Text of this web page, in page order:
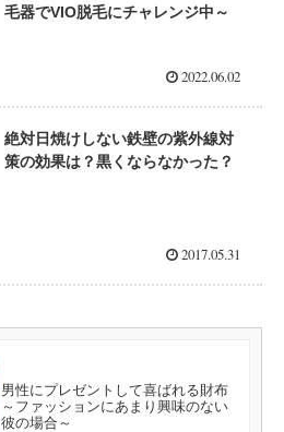
毛器でVIO脱毛にチャレンジ中～
2022.06.02
絶対日焼けしない鉄壁の紫外線対
策の効果は？黒くならなかった？
2017.05.31
男性にプレゼントして喜ばれる財布
～ファッションにあまり興味のない
彼の場合～